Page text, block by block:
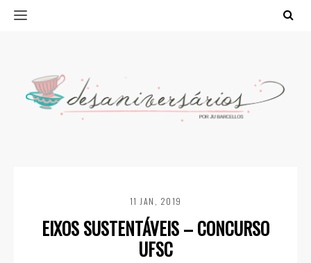
11 JAN, 2019
EIXOS SUSTENTÁVEIS – CONCURSO
UFSC